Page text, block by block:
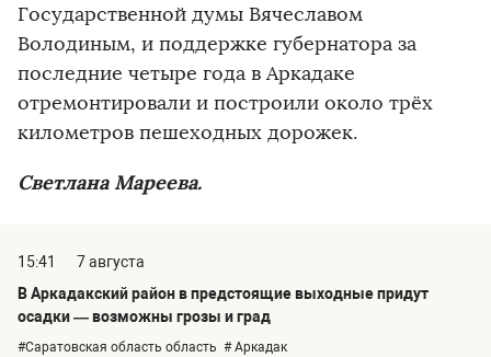
Государственной думы Вячеславом
Володиным, и поддержке губернатора за
последние четыре года в Аркадаке
отремонтировали и построили около трёх
километров пешеходных дорожек.
Светлана Мареева.
15:41
7 августа
В Аркадакский район в предстоящие выходные придут
осадки — возможны грозы и град
#Саратовская область область # Аркадак